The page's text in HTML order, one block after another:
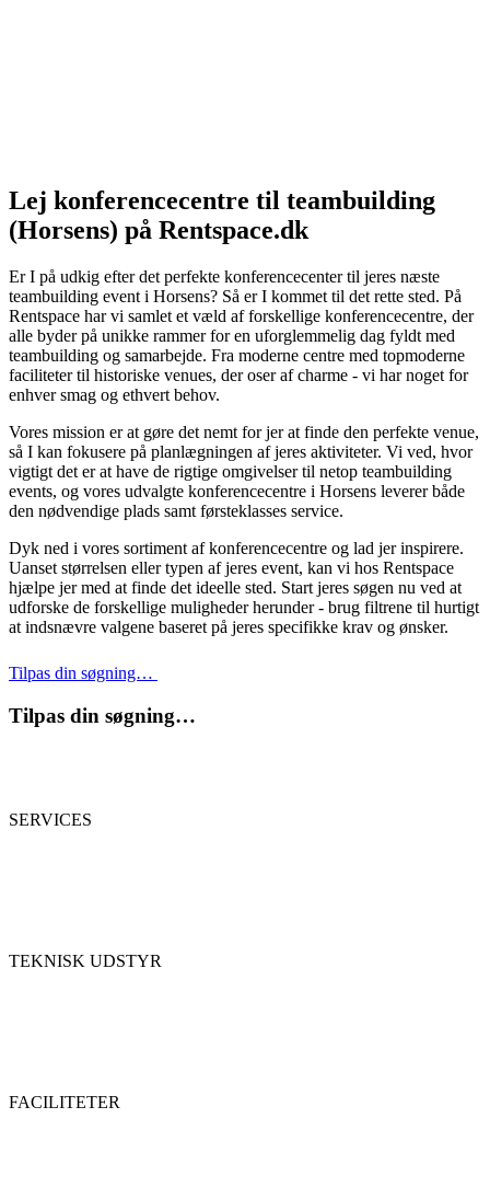
Lej konferencecentre til teambuilding
(Horsens) på Rentspace.dk
Er I på udkig efter det perfekte konferencecenter til jeres næste
teambuilding event i Horsens? Så er I kommet til det rette sted. På
Rentspace har vi samlet et væld af forskellige konferencecentre, der
alle byder på unikke rammer for en uforglemmelig dag fyldt med
teambuilding og samarbejde. Fra moderne centre med topmoderne
faciliteter til historiske venues, der oser af charme - vi har noget for
enhver smag og ethvert behov.
Vores mission er at gøre det nemt for jer at finde den perfekte venue,
så I kan fokusere på planlægningen af jeres aktiviteter. Vi ved, hvor
vigtigt det er at have de rigtige omgivelser til netop teambuilding
events, og vores udvalgte konferencecentre i Horsens leverer både
den nødvendige plads samt førsteklasses service.
Dyk ned i vores sortiment af konferencecentre og lad jer inspirere.
Uanset størrelsen eller typen af jeres event, kan vi hos Rentspace
hjælpe jer med at finde det ideelle sted. Start jeres søgen nu ved at
udforske de forskellige muligheder herunder - brug filtrene til hurtigt
at indsnævre valgene baseret på jeres specifikke krav og ønsker.
Tilpas din søgning…
Tilpas din søgning…
SERVICES
TEKNISK UDSTYR
FACILITETER